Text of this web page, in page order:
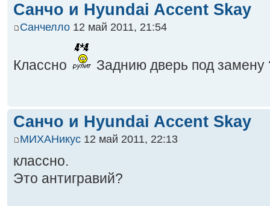
Санчо и Hyundai Accent Skay
Санчелло 12 май 2011, 21:54
Классно Заднию дверь под замену
Санчо и Hyundai Accent Skay
МИХАНикус 12 май 2011, 22:13
классно.
Это антигравий?